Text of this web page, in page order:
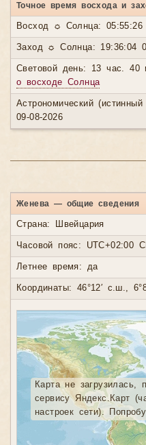
Точное время восхода и
Восход ☼ Солнца: 05:55:26
Заход ☼ Солнца: 19:36:04
Световой день: 13 час. 40
о восходе Солнца
Астрономический
09-08-2026
Женева — общие сведения
Страна: Швейцария
Часовой пояс: UTC+02:00
Летнее время: да
Координаты: 46°12′ с.ш.,
Карта не загрузилась,
сервису Яндекс.Карт
настроек сети).